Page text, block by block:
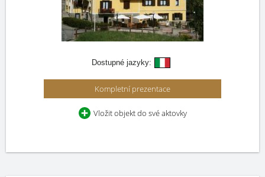
Dostupné jazyky:
Kompletní prezentace
Vložit objekt do své aktovky